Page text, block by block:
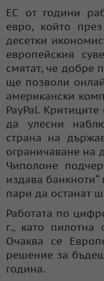
ЕС от години
евро, който
десетки
европейския
смятат, че добре
ще позволи
американски
PayPal.
да улесни
страна на
ограничаване на
Чиполоне
издава банкноти“
пари да останат
Работата по
г., като
Очаква се
решение за
година.